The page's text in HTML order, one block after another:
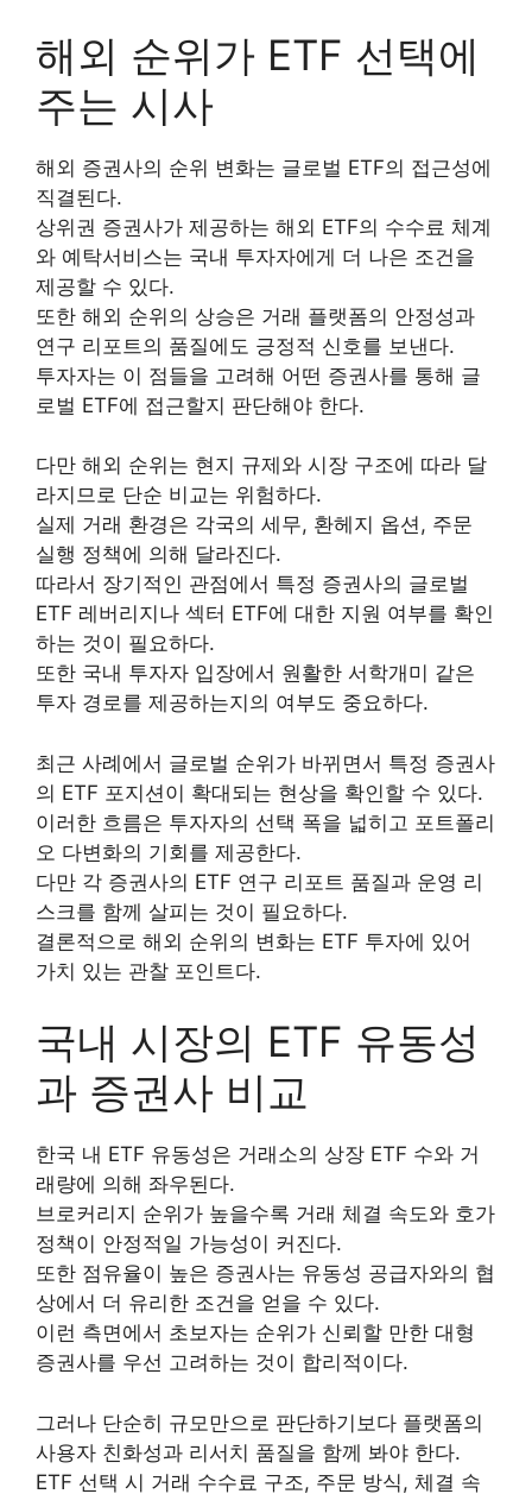
해외 순위가 ETF 선택에
주는 시사
해외 증권사의 순위 변화는 글로벌 ETF의 접근성에
직결된다.
상위권 증권사가 제공하는 해외 ETF의 수수료 체계
와 예탁서비스는 국내 투자자에게 더 나은 조건을
제공할 수 있다.
또한 해외 순위의 상승은 거래 플랫폼의 안정성과
연구 리포트의 품질에도 긍정적 신호를 보낸다.
투자자는 이 점들을 고려해 어떤 증권사를 통해 글
로벌 ETF에 접근할지 판단해야 한다.
다만 해외 순위는 현지 규제와 시장 구조에 따라 달
라지므로 단순 비교는 위험하다.
실제 거래 환경은 각국의 세무, 환헤지 옵션, 주문
실행 정책에 의해 달라진다.
따라서 장기적인 관점에서 특정 증권사의 글로벌
ETF 레버리지나 섹터 ETF에 대한 지원 여부를 확인
하는 것이 필요하다.
또한 국내 투자자 입장에서 원활한 서학개미 같은
투자 경로를 제공하는지의 여부도 중요하다.
최근 사례에서 글로벌 순위가 바뀌면서 특정 증권사
의 ETF 포지션이 확대되는 현상을 확인할 수 있다.
이러한 흐름은 투자자의 선택 폭을 넓히고 포트폴리
오 다변화의 기회를 제공한다.
다만 각 증권사의 ETF 연구 리포트 품질과 운영 리
스크를 함께 살피는 것이 필요하다.
결론적으로 해외 순위의 변화는 ETF 투자에 있어
가치 있는 관찰 포인트다.
국내 시장의 ETF 유동성
과 증권사 비교
한국 내 ETF 유동성은 거래소의 상장 ETF 수와 거
래량에 의해 좌우된다.
브로커리지 순위가 높을수록 거래 체결 속도와 호가
정책이 안정적일 가능성이 커진다.
또한 점유율이 높은 증권사는 유동성 공급자와의 협
상에서 더 유리한 조건을 얻을 수 있다.
이런 측면에서 초보자는 순위가 신뢰할 만한 대형
증권사를 우선 고려하는 것이 합리적이다.
그러나 단순히 규모만으로 판단하기보다 플랫폼의
사용자 친화성과 리서치 품질을 함께 봐야 한다.
ETF 선택 시 거래 수수료 구조, 주문 방식, 체결 속